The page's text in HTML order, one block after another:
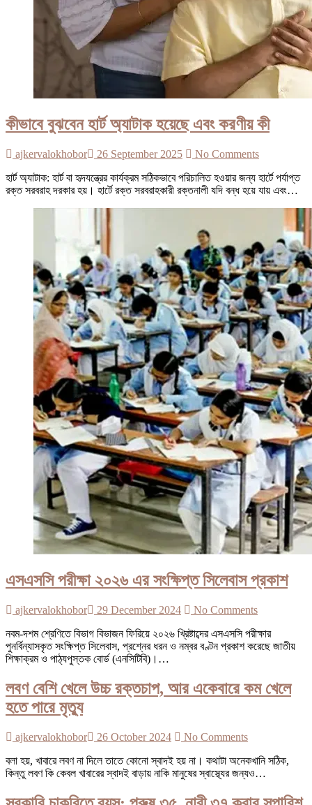
কীভাবে বুঝবেন হার্ট অ্যাটাক হয়েছে এবং করণীয় কী
ajkervalokhobor 26 September 2025
No Comments
হার্ট অ্যাটাক: হার্ট বা হৃদযন্ত্রের কার্যক্রম সঠিকভাবে পরিচালিত হওয়ার জন্য হার্টে পর্যাপ্ত
রক্ত সরবরাহ দরকার হয়। হার্টে রক্ত সরবরাহকারী রক্তনালী যদি বন্ধ হয়ে যায় এবং…
এসএসসি পরীক্ষা ২০২৬ এর সংক্ষিপ্ত সিলেবাস প্রকাশ
ajkervalokhobor 29 December 2024
No Comments
নবম-দশম শ্রেণিতে বিভাগ বিভাজন ফিরিয়ে ২০২৬ খ্রিষ্টাব্দের এসএসসি পরীক্ষার
পুনর্বিন্যাসকৃত সংক্ষিপ্ত সিলেবাস, প্রশ্নের ধরন ও নম্বর বণ্টন প্রকাশ করেছে জাতীয়
শিক্ষাক্রম ও পাঠ্যপুস্তক বোর্ড (এনসিটিবি)।…
লবণ বেশি খেলে উচ্চ রক্তচাপ, আর একেবারে কম খেলে
হতে পারে মৃত্যু
ajkervalokhobor 26 October 2024
No Comments
বলা হয়, খাবারে লবণ না দিলে তাতে কোনো স্বাদই হয় না। কথাটা অনেকখানি সঠিক,
কিন্তু লবণ কি কেবল খাবারের স্বাদই বাড়ায় নাকি মানুষের স্বাস্থ্যের জন্যও…